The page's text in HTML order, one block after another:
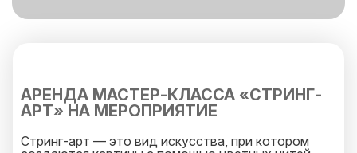
АРЕНДА МАСТЕР-КЛАССА «СТРИНГ-
АРТ» НА МЕРОПРИЯТИЕ
Стринг-арт — это вид искусства, при котором